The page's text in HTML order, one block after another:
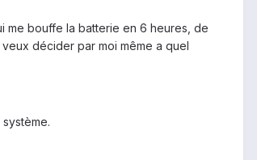
me bouffe la batterie en 6 heures, de
décider par moi même a quel